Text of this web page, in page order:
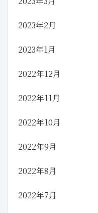
2023年2月
2023年1月
2022年12月
2022年11月
2022年10月
2022年9月
2022年8月
2022年7月